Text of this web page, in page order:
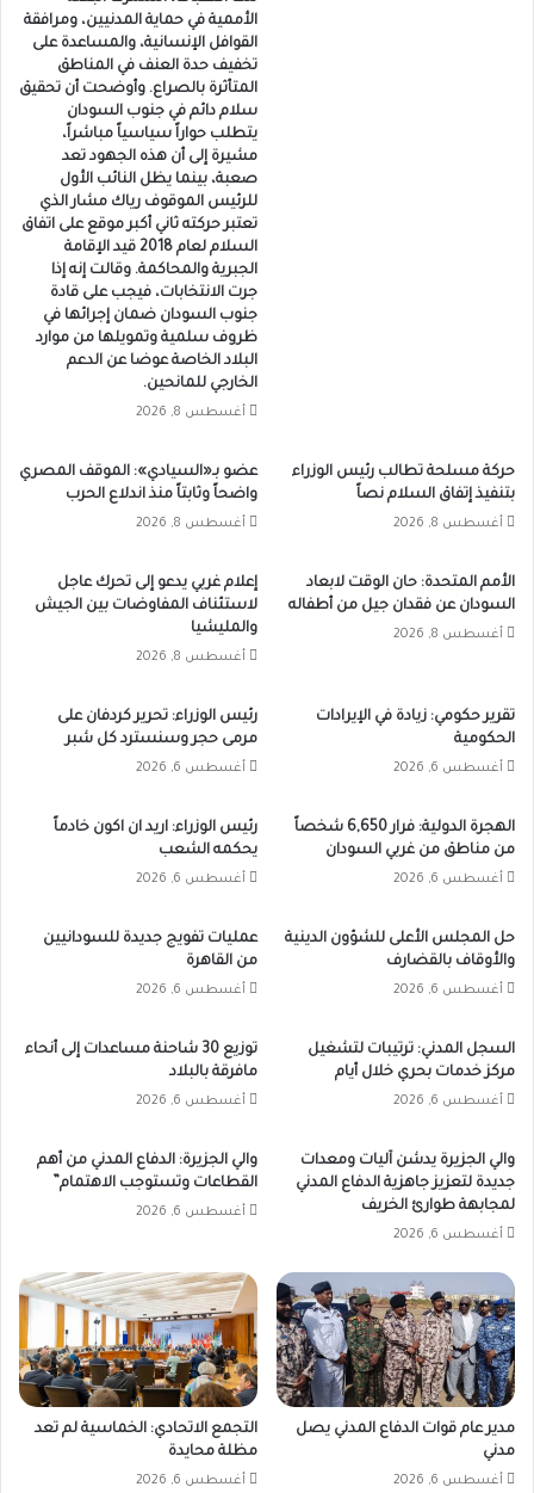
الأممية في حماية المدنيين، ومرافقة
القوافل الإنسانية، والمساعدة على
تخفيف حدة العنف في المناطق
المتأثرة بالصراع. وأوضحت أن تحقيق
سلام دائم في جنوب السودان
يتطلب حواراً سياسياً مباشراً،
مشيرة إلى أن هذه الجهود تعد
صعبة، بينما يظل النائب الأول
للرئيس الموقوف رياك مشار الذي
تعتبر حركته ثاني أكبر موقع على اتفاق
السلام لعام 2018 قيد الإقامة
الجبرية والمحاكمة. وقالت إنه إذا
جرت الانتخابات، فيجب على قادة
جنوب السودان ضمان إجرائها في
ظروف سلمية وتمويلها من موارد
البلاد الخاصة عوضا عن الدعم
الخارجي للمانحين.
أغسطس 8, 2026
حركة مسلحة تطالب رئيس الوزراء
بتنفيذ إتفاق السلام نصاً
أغسطس 8, 2026
عضو بـ«السيادي»: الموقف المصري
واضحاً وثابتاً منذ اندلاع الحرب
أغسطس 8, 2026
الأمم المتحدة: حان الوقت لابعاد
السودان عن فقدان جيل من أطفاله
أغسطس 8, 2026
إعلام غربي يدعو إلى تحرك عاجل
لاستئناف المفاوضات بين الجيش
والمليشيا
أغسطس 8, 2026
تقرير حكومي: زيادة في الإيرادات
الحكومية
أغسطس 6, 2026
رئيس الوزراء: تحرير كردفان على
مرمى حجر وسنسترد كل شبر
أغسطس 6, 2026
الهجرة الدولية: فرار 6,650 شخصاً
من مناطق من غربي السودان
أغسطس 6, 2026
رئيس الوزراء: اريد ان اكون خادماً
يحكمه الشعب
أغسطس 6, 2026
حل المجلس الأعلى للشؤون الدينية
والأوقاف بالقضارف
أغسطس 6, 2026
عمليات تفويج جديدة للسودانيين
من القاهرة
أغسطس 6, 2026
السجل المدني: ترتيبات لتشغيل
مركز خدمات بحري خلال أيام
أغسطس 6, 2026
توزيع 30 شاحنة مساعدات إلى أنحاء
مافرقة بالبلاد
أغسطس 6, 2026
والي الجزيرة يدشن آليات ومعدات
جديدة لتعزيز جاهزية الدفاع المدني
لمجابهة طوارئ الخريف
أغسطس 6, 2026
والي الجزيرة: الدفاع المدني من أهم
القطاعات وتستوجب الاهتمام”
أغسطس 6, 2026
مدير عام قوات الدفاع المدني يصل
مدني
أغسطس 6, 2026
التجمع الاتحادي: الخماسية لم تعد
مظلة محايدة
أغسطس 6, 2026